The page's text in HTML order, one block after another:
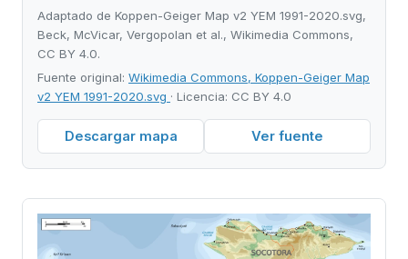
Adaptado de Koppen-Geiger Map v2 YEM 1991-2020.svg,
Beck, McVicar, Vergopolan et al., Wikimedia Commons,
CC BY 4.0.
Fuente original: Wikimedia Commons, Koppen-Geiger Map
v2 YEM 1991-2020.svg · Licencia: CC BY 4.0
Descargar mapa Ver fuente